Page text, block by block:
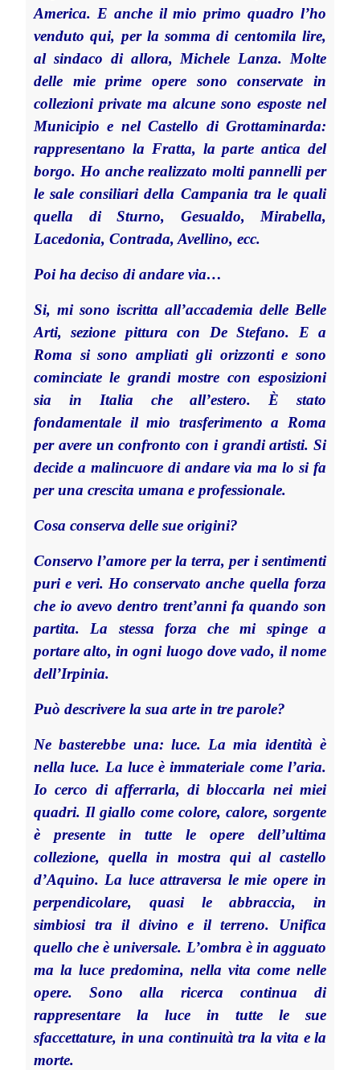
America. E anche il mio primo quadro l’ho
venduto qui, per la somma di centomila lire,
al sindaco di allora, Michele Lanza. Molte
delle mie prime opere sono conservate in
collezioni private ma alcune sono esposte nel
Municipio e nel Castello di Grottaminarda:
rappresentano la Fratta, la parte antica del
borgo. Ho anche realizzato molti pannelli per
le sale consiliari della Campania tra le quali
quella di Sturno, Gesualdo, Mirabella,
Lacedonia, Contrada, Avellino, ecc.
Poi ha deciso di andare via…
Si, mi sono iscritta all’accademia delle Belle
Arti, sezione pittura con De Stefano. E a
Roma si sono ampliati gli orizzonti e sono
cominciate le grandi mostre con esposizioni
sia in Italia che all’estero. È stato
fondamentale il mio trasferimento a Roma
per avere un confronto con i grandi artisti. Si
decide a malincuore di andare via ma lo si fa
per una crescita umana e professionale.
Cosa conserva delle sue origini?
Conservo l’amore per la terra, per i sentimenti
puri e veri. Ho conservato anche quella forza
che io avevo dentro trent’anni fa quando son
partita. La stessa forza che mi spinge a
portare alto, in ogni luogo dove vado, il nome
dell’Irpinia.
Può descrivere la sua arte in tre parole?
Ne basterebbe una: luce. La mia identità è
nella luce. La luce è immateriale come l’aria.
Io cerco di afferrarla, di bloccarla nei miei
quadri. Il giallo come colore, calore, sorgente
è presente in tutte le opere dell’ultima
collezione, quella in mostra qui al castello
d’Aquino. La luce attraversa le mie opere in
perpendicolare, quasi le abbraccia, in
simbiosi tra il divino e il terreno. Unifica
quello che è universale. L’ombra è in agguato
ma la luce predomina, nella vita come nelle
opere. Sono alla ricerca continua di
rappresentare la luce in tutte le sue
sfaccettature, in una continuità tra la vita e la
morte.